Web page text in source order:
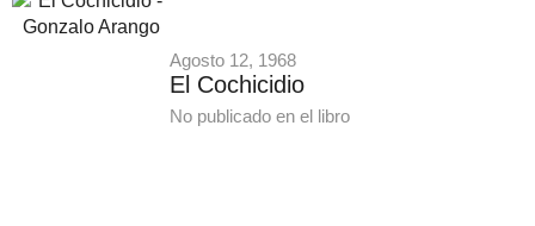
Agosto 12, 1968
El Cochicidio
No publicado en el libro